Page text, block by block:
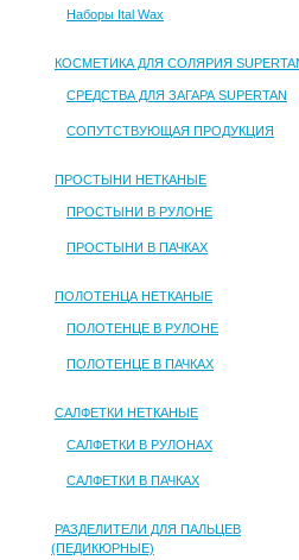
Наборы Ital Wax
КОСМЕТИКА ДЛЯ СОЛЯРИЯ
СРЕДСТВА ДЛЯ ЗАГАРА SUPERTAN
СОПУТСТВУЮЩАЯ ПРОДУКЦИЯ
ПРОСТЫНИ НЕТКАНЫЕ
ПРОСТЫНИ В РУЛОНЕ
ПРОСТЫНИ В ПАЧКАХ
ПОЛОТЕНЦА НЕТКАНЫЕ
ПОЛОТЕНЦЕ В РУЛОНЕ
ПОЛОТЕНЦЕ В ПАЧКАХ
САЛФЕТКИ НЕТКАНЫЕ
САЛФЕТКИ В РУЛОНАХ
САЛФЕТКИ В ПАЧКАХ
РАЗДЕЛИТЕЛИ ДЛЯ ПАЛЬЦЕВ
(ПЕДИКЮРНЫЕ)